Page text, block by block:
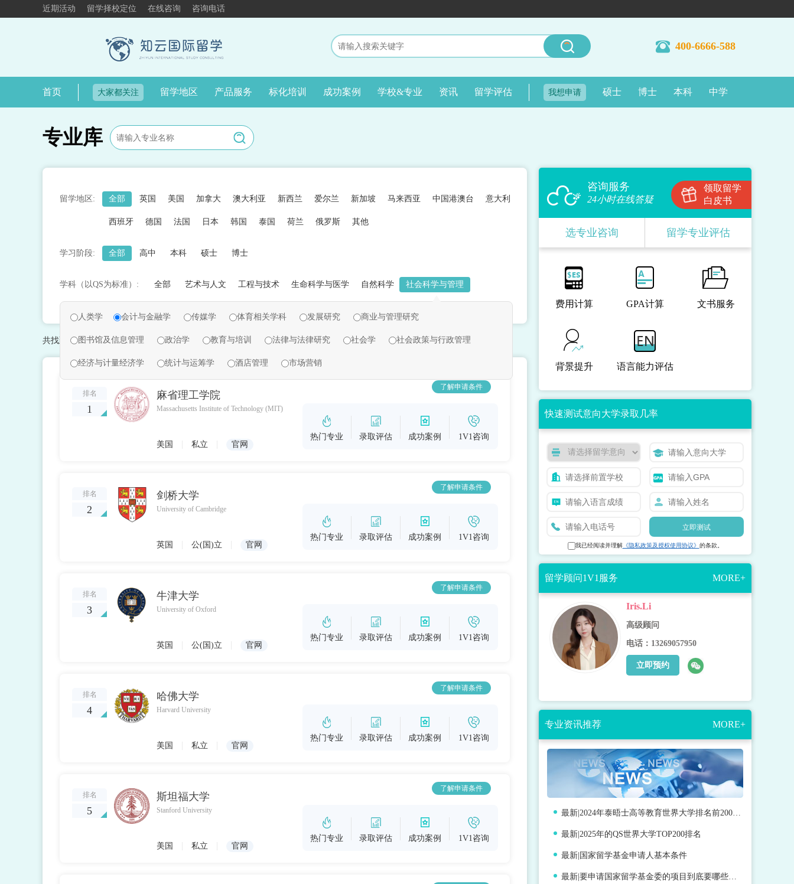
近期活动 留学择校定位 在线咨询 咨询电话
400-6666-588
首页 大家都关注 留学地区 产品服务 标化培训 成功案例 学校&专业 资讯 留学评估 我想申请 硕士 博士 本科 中学
专业库
留学地区: 全部 英国 美国 加拿大 澳大利亚 新西兰 爱尔兰 新加坡 马来西亚 中国港澳台 意大利
西班牙 德国 法国 日本 韩国 泰国 荷兰 俄罗斯 其他
学习阶段: 全部 高中 本科 硕士 博士
学科（以QS为标准）: 全部 艺术与人文 工程与技术 生命科学与医学 自然科学 社会科学与管理
人类学 会计与金融学 传媒学 体育相关学科 发展研究 商业与管理研究
图书馆及信息管理 政治学 教育与培训 法律与法律研究 社会学 社会政策与行政管理
经济与计量经济学 统计与运筹学 酒店管理 市场营销
共找到 295条结果
排名
1
麻省理工学院
Massachusetts Institute of Technology (MIT)
美国 私立 官网
了解申请条件
热门专业 录取评估 成功案例 1V1咨询
排名
2
剑桥大学
University of Cambridge
英国 公(国)立 官网
了解申请条件
热门专业 录取评估 成功案例 1V1咨询
排名
3
牛津大学
University of Oxford
英国 公(国)立 官网
了解申请条件
热门专业 录取评估 成功案例 1V1咨询
排名
4
哈佛大学
Harvard University
美国 私立 官网
了解申请条件
热门专业 录取评估 成功案例 1V1咨询
排名
5
斯坦福大学
Stanford University
美国 私立 官网
了解申请条件
热门专业 录取评估 成功案例 1V1咨询
咨询服务
24小时在线答疑
领取留学
白皮书
选专业咨询 留学专业评估
费用计算 GPA计算 文书服务
背景提升 语言能力评估
快速测试意向大学录取几率
立即测试
我已经阅读并理解《隐私政策及授权使用协议》 的条款。
留学顾问1V1服务 MORE+
Iris.Li
高级顾问
电话：13269057950
立即预约
专业资讯推荐 MORE+
最新|2024年泰晤士高等教育世界大学排名前200大学
最新|2025年的QS世界大学TOP200排名
最新|国家留学基金申请人基本条件
最新|要申请国家留学基金委的项目到底要哪些条件？